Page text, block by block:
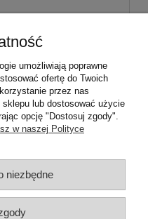
3 »
umożliwiają poprawne
ofertę do Twoich
przez nas
lub dostosować użycie
opcję "Dostosuj zgody".
w naszej Polityce
niezbędne